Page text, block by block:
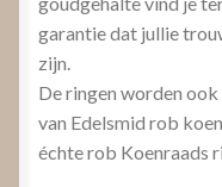
garantie dat jullie
zijn.
De ringen worden
van Edelsmid rob
échte rob Koenraads